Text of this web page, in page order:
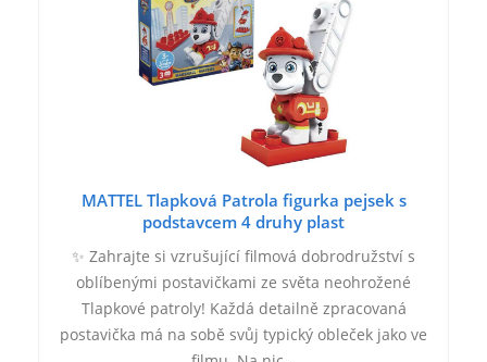
MATTEL Tlapková Patrola figurka pejsek s
podstavcem 4 druhy plast
✨ Zahrajte si vzrušující filmová dobrodružství s
oblíbenými postavičkami ze světa neohrožené
Tlapkové patroly! Každá detailně zpracovaná
postavička má na sobě svůj typický obleček jako ve